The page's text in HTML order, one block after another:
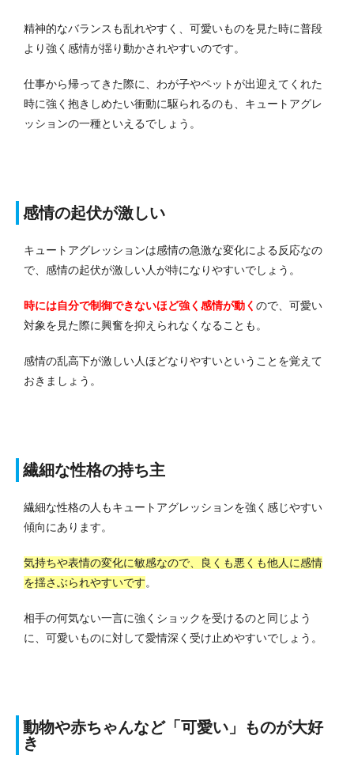
精神的なバランスも乱れやすく、可愛いものを見た時に普段
より強く感情が揺り動かされやすいのです。
仕事から帰ってきた際に、わが子やペットが出迎えてくれた
時に強く抱きしめたい衝動に駆られるのも、キュートアグレ
ッションの一種といえるでしょう。
感情の起伏が激しい
キュートアグレッションは感情の急激な変化による反応なの
で、感情の起伏が激しい人が特になりやすいでしょう。
時には自分で制御できないほど強く感情が動く ので、可愛い
対象を見た際に興奮を抑えられなくなることも。
感情の乱高下が激しい人ほどなりやすいということを覚えて
おきましょう。
繊細な性格の持ち主
繊細な性格の人もキュートアグレッションを強く感じやすい
傾向にあります。
気持ちや表情の変化に敏感なので、良くも悪くも他人に感情
を揺さぶられやすいです。
相手の何気ない一言に強くショックを受けるのと同じよう
に、可愛いものに対して愛情深く受け止めやすいでしょう。
動物や赤ちゃんなど「可愛い」ものが大好
き